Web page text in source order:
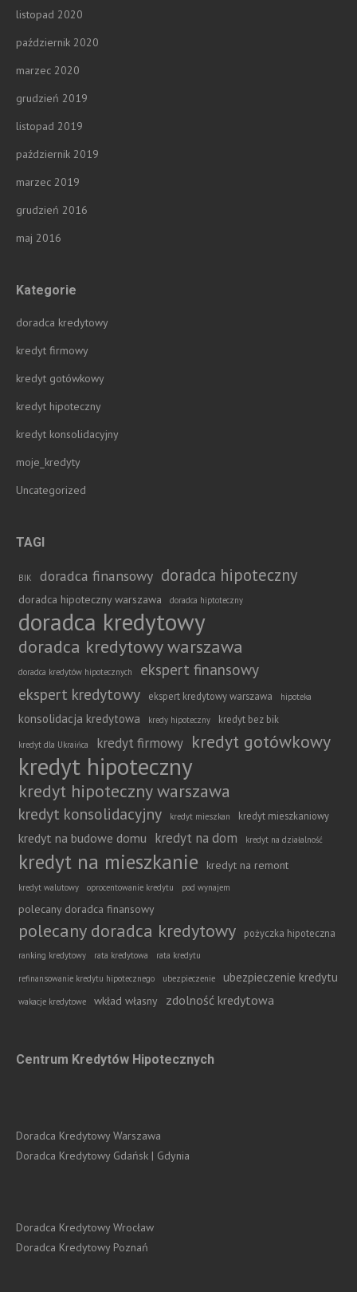
listopad 2020
październik 2020
marzec 2020
grudzień 2019
listopad 2019
październik 2019
marzec 2019
grudzień 2016
maj 2016
Kategorie
doradca kredytowy
kredyt firmowy
kredyt gotówkowy
kredyt hipoteczny
kredyt konsolidacyjny
moje_kredyty
Uncategorized
TAGI
BIK doradca finansowy doradca hipoteczny
doradca hipoteczny warszawa doradca hiptoteczny
doradca kredytowy
doradca kredytowy warszawa
doradca kredytów hipotecznych
ekspert finansowy
ekspert kredytowy
ekspert kredytowy warszawa hipoteka
konsolidacja kredytowa kredy hipoteczny kredyt bez bik
kredyt dla Ukraińca kredyt firmowy kredyt gotówkowy
kredyt hipoteczny
kredyt hipoteczny warszawa
kredyt konsolidacyjny kredyt mieszkan kredyt mieszkaniowy
kredyt na budowe domu kredyt na dom kredyt na działalność
kredyt na mieszkanie kredyt na remont
kredyt walutowy oprocentowanie kredytu pod wynajem
polecany doradca finansowy
polecany doradca kredytowy pożyczka hipoteczna
ranking kredytowy rata kredytowa rata kredytu
refinansowanie kredytu hipotecznego ubezpieczenie ubezpieczenie kredytu
wakacje kredytowe wkład własny zdolność kredytowa
Centrum Kredytów Hipotecznych
Doradca Kredytowy Warszawa
Doradca Kredytowy Gdańsk | Gdynia
Doradca Kredytowy Wrocław
Doradca Kredytowy Poznań